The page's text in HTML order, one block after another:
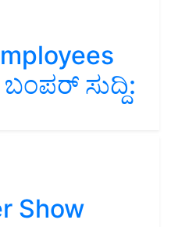
ಸುದ್ದಿ:
Show